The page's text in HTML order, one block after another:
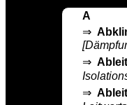
A
⇒
⇒
⇒